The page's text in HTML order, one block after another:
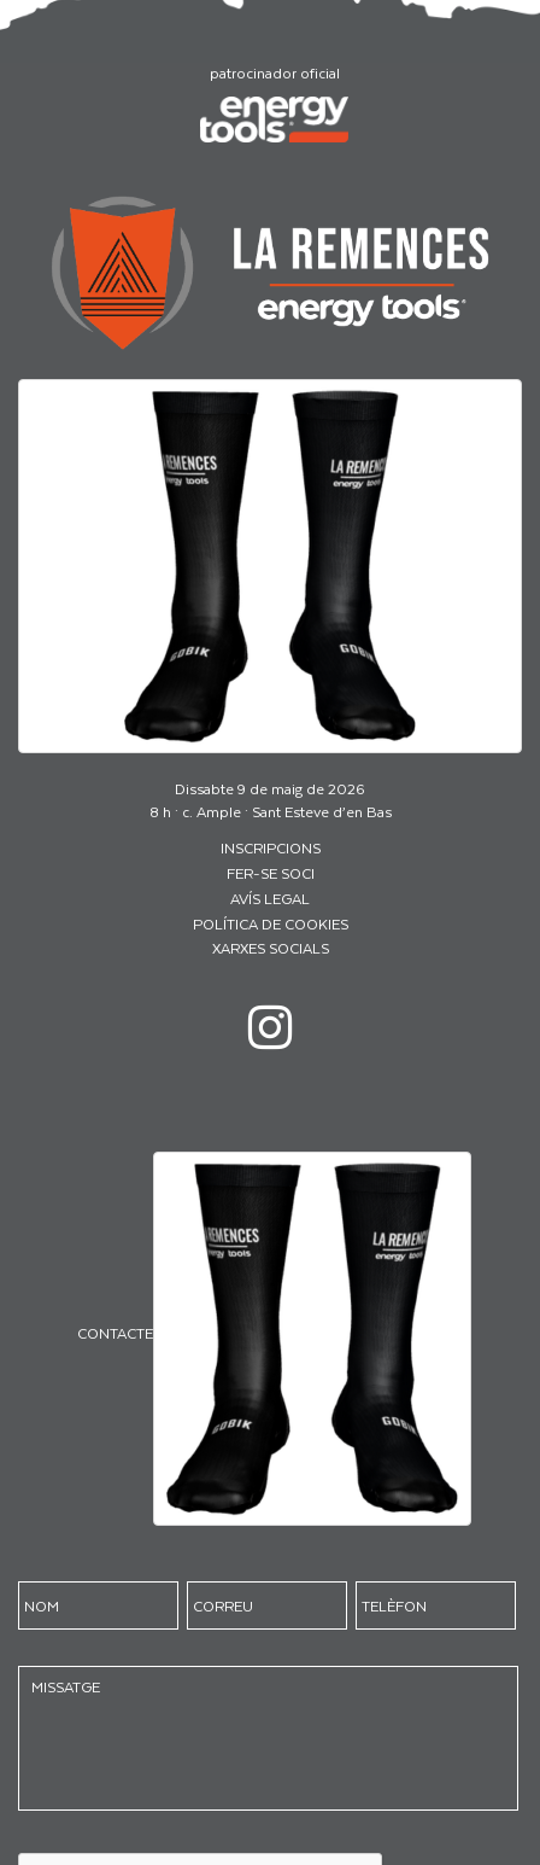
patrocinador oficial
Dissabte 9 de maig de 2026
8 h · c. Ample · Sant Esteve d’en Bas
INSCRIPCIONS
FER-SE SOCI
AVÍS LEGAL
POLÍTICA DE COOKIES
XARXES SOCIALS
CONTACTE